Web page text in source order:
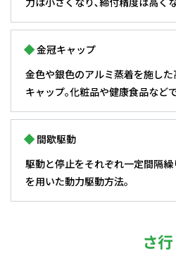
金冠キャップ
金色や銀色のアルミ蒸着を施し
キャップ｡化粧品や健康食品など
間歇駆動
駆動と停止をそれぞれ一定間隔
を用いた動力駆動方法｡
さ行